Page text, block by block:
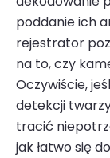
poddanie ich
rejestrator
na to, czy
Oczywiście,
detekcji
tracić
jak łatwo się